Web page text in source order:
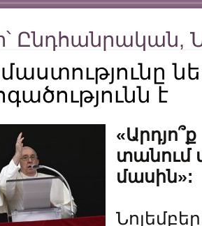
Ընդհանրական,
է
տանում
մասին»: